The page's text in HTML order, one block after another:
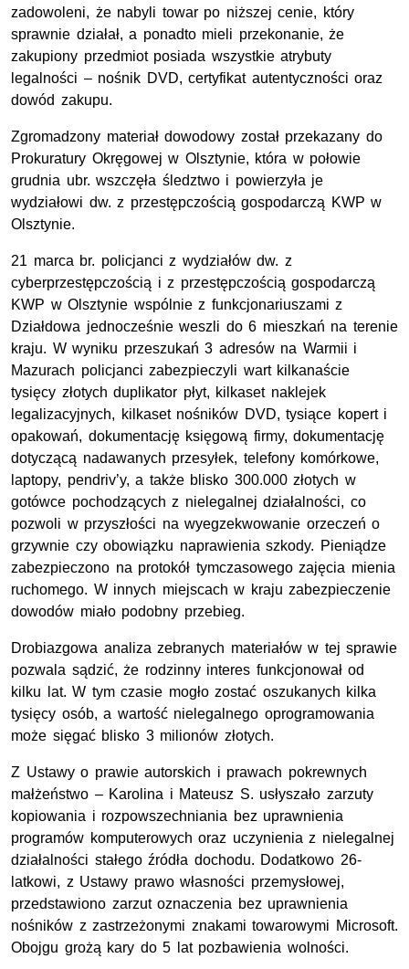
zadowoleni, że nabyli towar po niższej cenie, który
sprawnie działał, a ponadto mieli przekonanie, że
zakupiony przedmiot posiada wszystkie atrybuty
legalności – nośnik DVD, certyfikat autentyczności oraz
dowód zakupu.
Zgromadzony materiał dowodowy został przekazany do
Prokuratury Okręgowej w Olsztynie, która w połowie
grudnia ubr. wszczęła śledztwo i powierzyła je
wydziałowi dw. z przestępczością gospodarczą KWP w
Olsztynie.
21 marca br. policjanci z wydziałów dw. z
cyberprzestępczością i z przestępczością gospodarczą
KWP w Olsztynie wspólnie z funkcjonariuszami z
Działdowa jednocześnie weszli do 6 mieszkań na terenie
kraju. W wyniku przeszukań 3 adresów na Warmii i
Mazurach policjanci zabezpieczyli wart kilkanaście
tysięcy złotych duplikator płyt, kilkaset naklejek
legalizacyjnych, kilkaset nośników DVD, tysiące kopert i
opakowań, dokumentację księgową firmy, dokumentację
dotyczącą nadawanych przesyłek, telefony komórkowe,
laptopy, pendriv’y, a także blisko 300.000 złotych w
gotówce pochodzących z nielegalnej działalności, co
pozwoli w przyszłości na wyegzekwowanie orzeczeń o
grzywnie czy obowiązku naprawienia szkody. Pieniądze
zabezpieczono na protokół tymczasowego zajęcia mienia
ruchomego. W innych miejscach w kraju zabezpieczenie
dowodów miało podobny przebieg.
Drobiazgowa analiza zebranych materiałów w tej sprawie
pozwala sądzić, że rodzinny interes funkcjonował od
kilku lat. W tym czasie mogło zostać oszukanych kilka
tysięcy osób, a wartość nielegalnego oprogramowania
może sięgać blisko 3 milionów złotych.
Z Ustawy o prawie autorskich i prawach pokrewnych
małżeństwo – Karolina i Mateusz S. usłyszało zarzuty
kopiowania i rozpowszechniania bez uprawnienia
programów komputerowych oraz uczynienia z nielegalnej
działalności stałego źródła dochodu. Dodatkowo 26-
latkowi, z Ustawy prawo własności przemysłowej,
przedstawiono zarzut oznaczenia bez uprawnienia
nośników z zastrzeżonymi znakami towarowymi Microsoft.
Obojgu grożą kary do 5 lat pozbawienia wolności.